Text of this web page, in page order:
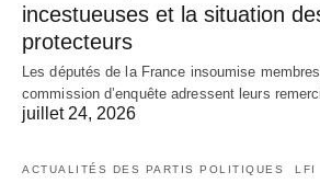
incestueuses et la situation
protecteurs
Les députés de la France insoumise
commission d’enquête adressent leurs
juillet 24, 2026
ACTUALITÉS DES PARTIS POLITIQUES LFI